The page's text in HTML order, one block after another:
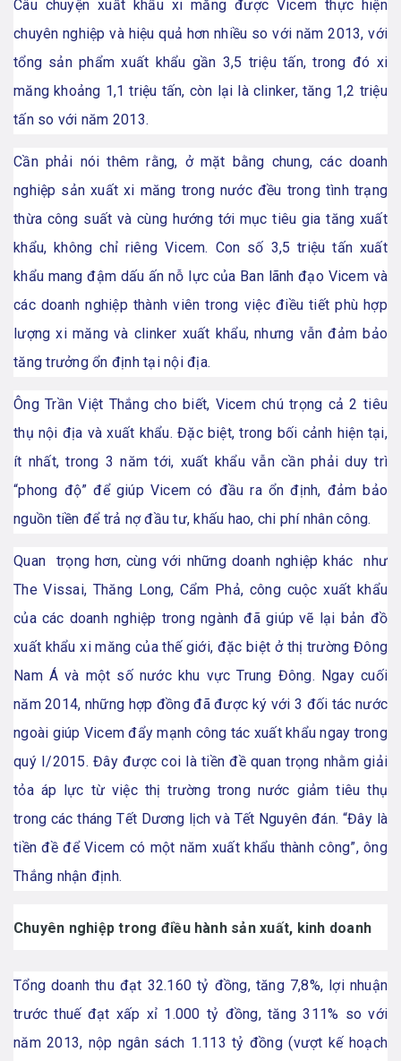
Câu chuyện xuất khẩu xi măng được Vicem thực hiện
chuyên nghiệp và hiệu quả hơn nhiều so với năm 2013, với
tổng sản phẩm xuất khẩu gần 3,5 triệu tấn, trong đó xi
măng khoảng 1,1 triệu tấn, còn lại là clinker, tăng 1,2 triệu
tấn so với năm 2013.
Cần phải nói thêm rằng, ở mặt bằng chung, các doanh
nghiệp sản xuất xi măng trong nước đều trong tình trạng
thừa công suất và cùng hướng tới mục tiêu gia tăng xuất
khẩu, không chỉ riêng Vicem. Con số 3,5 triệu tấn xuất
khẩu mang đậm dấu ấn nỗ lực của Ban lãnh đạo Vicem và
các doanh nghiệp thành viên trong việc điều tiết phù hợp
lượng xi măng và clinker xuất khẩu, nhưng vẫn đảm bảo
tăng trưởng ổn định tại nội địa.
Ông Trần Việt Thắng cho biết, Vicem chú trọng cả 2 tiêu
thụ nội địa và xuất khẩu. Đặc biệt, trong bối cảnh hiện tại,
ít nhất, trong 3 năm tới, xuất khẩu vẫn cần phải duy trì
“phong độ” để giúp Vicem có đầu ra ổn định, đảm bảo
nguồn tiền để trả nợ đầu tư, khấu hao, chi phí nhân công.
Quan trọng hơn, cùng với những doanh nghiệp khác như
The Vissai, Thăng Long, Cẩm Phả, công cuộc xuất khẩu
của các doanh nghiệp trong ngành đã giúp vẽ lại bản đồ
xuất khẩu xi măng của thế giới, đặc biệt ở thị trường Đông
Nam Á và một số nước khu vực Trung Đông. Ngay cuối
năm 2014, những hợp đồng đã được ký với 3 đối tác nước
ngoài giúp Vicem đẩy mạnh công tác xuất khẩu ngay trong
quý I/2015. Đây được coi là tiền đề quan trọng nhằm giải
tỏa áp lực từ việc thị trường trong nước giảm tiêu thụ
trong các tháng Tết Dương lịch và Tết Nguyên đán. “Đây là
tiền đề để Vicem có một năm xuất khẩu thành công”, ông
Thắng nhận định.
Chuyên nghiệp trong điều hành sản xuất, kinh doanh
Tổng doanh thu đạt 32.160 tỷ đồng, tăng 7,8%, lợi nhuận
trước thuế đạt xấp xỉ 1.000 tỷ đồng, tăng 311% so với
năm 2013, nộp ngân sách 1.113 tỷ đồng (vượt kế hoạch